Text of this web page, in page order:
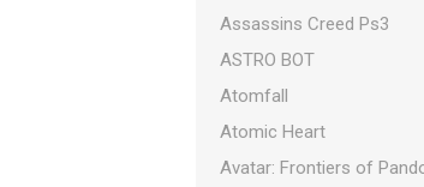
Assassins Creed Ps3
ASTRO BOT
Atomfall
Atomic Heart
Avatar: Frontiers of